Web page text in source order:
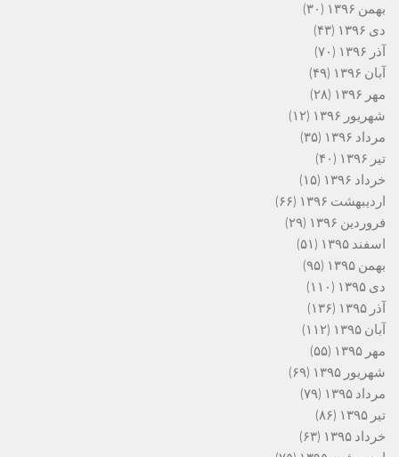
بهمن ۱۳۹۶
(۳۰)
دی ۱۳۹۶
(۴۳)
آذر ۱۳۹۶
(۷۰)
آبان ۱۳۹۶
(۴۹)
مهر ۱۳۹۶
(۲۸)
شهریور ۱۳۹۶
(۱۲)
مرداد ۱۳۹۶
(۳۵)
تیر ۱۳۹۶
(۴۰)
خرداد ۱۳۹۶
(۱۵)
اردیبهشت ۱۳۹۶
(۶۶)
فروردین ۱۳۹۶
(۲۹)
اسفند ۱۳۹۵
(۵۱)
بهمن ۱۳۹۵
(۹۵)
دی ۱۳۹۵
(۱۱۰)
آذر ۱۳۹۵
(۱۳۶)
آبان ۱۳۹۵
(۱۱۲)
مهر ۱۳۹۵
(۵۵)
شهریور ۱۳۹۵
(۶۹)
مرداد ۱۳۹۵
(۷۹)
تیر ۱۳۹۵
(۸۶)
خرداد ۱۳۹۵
(۶۳)